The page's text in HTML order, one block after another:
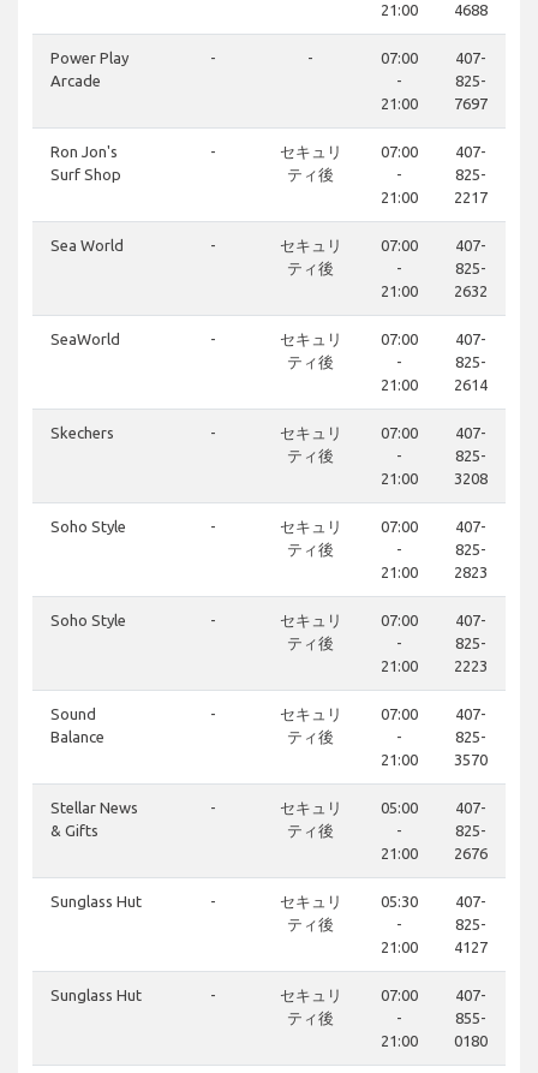
21:00
4688
Power Play
Arcade
- -
07:00
-
21:00
407-
825-
7697
Ron Jon's
Surf Shop
-
セキュリ
ティ後
07:00
-
21:00
407-
825-
2217
Sea World -
セキュリ
ティ後
07:00
-
21:00
407-
825-
2632
SeaWorld -
セキュリ
ティ後
07:00
-
21:00
407-
825-
2614
Skechers -
セキュリ
ティ後
07:00
-
21:00
407-
825-
3208
Soho Style -
セキュリ
ティ後
07:00
-
21:00
407-
825-
2823
Soho Style -
セキュリ
ティ後
07:00
-
21:00
407-
825-
2223
Sound
Balance
-
セキュリ
ティ後
07:00
-
21:00
407-
825-
3570
Stellar News
& Gifts
-
セキュリ
ティ後
05:00
-
21:00
407-
825-
2676
Sunglass Hut -
セキュリ
ティ後
05:30
-
21:00
407-
825-
4127
Sunglass Hut -
セキュリ
ティ後
07:00
-
21:00
407-
855-
0180